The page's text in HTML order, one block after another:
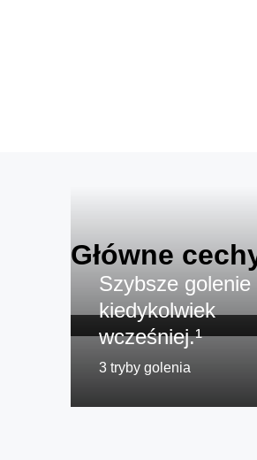
Główne
Dokładniejsze i
Series 7
Szybsze golenie
kiedykolwiek
wcześniej.¹
3 tryby golenia